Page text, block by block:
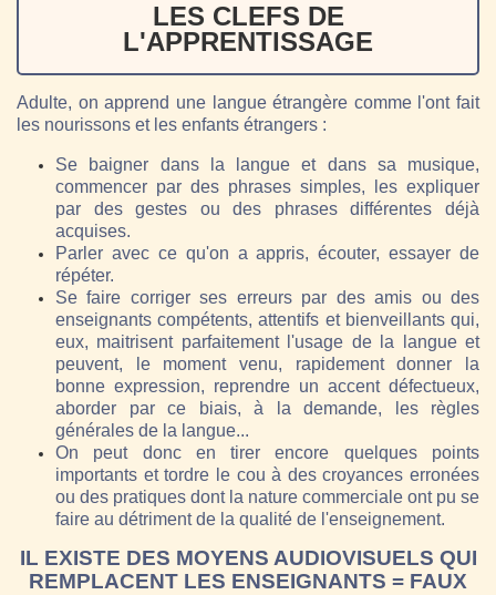
LES CLEFS DE
L'APPRENTISSAGE
Adulte, on apprend une langue étrangère comme l'ont fait
les nourissons et les enfants étrangers :
Se baigner dans la langue et dans sa musique,
commencer par des phrases simples, les expliquer
par des gestes ou des phrases différentes déjà
acquises.
Parler avec ce qu'on a appris, écouter, essayer de
répéter.
Se faire corriger ses erreurs par des amis ou des
enseignants compétents, attentifs et bienveillants qui,
eux, maitrisent parfaitement l'usage de la langue et
peuvent, le moment venu, rapidement donner la
bonne expression, reprendre un accent défectueux,
aborder par ce biais, à la demande, les règles
générales de la langue...
On peut donc en tirer encore quelques points
importants et tordre le cou à des croyances erronées
ou des pratiques dont la nature commerciale ont pu se
faire au détriment de la qualité de l'enseignement.
IL EXISTE DES MOYENS AUDIOVISUELS QUI
REMPLACENT LES ENSEIGNANTS = FAUX